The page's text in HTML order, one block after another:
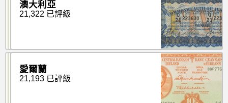
澳大利亞
21,322 已評級
愛爾蘭
21,193 已評級